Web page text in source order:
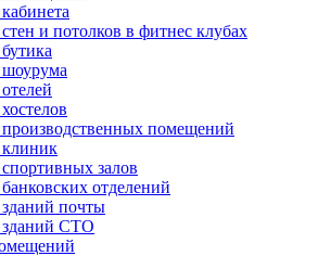
и потолков в фитнес клубах
помещений
залов
отделений
почты
зданий СТО